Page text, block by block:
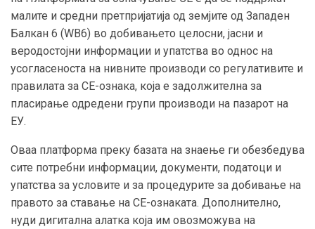
малите и средни претпријатија од земјите од Западен
Балкан 6 (WB6) во добивањето целосни, јасни и
веродостојни информации и упатства во однос на
усогласеноста на нивните производи со регулативите и
правилата за CE-ознака, која е задолжителна за
пласирање одредени групи производи на пазарот на
ЕУ.
Оваа платформа преку базата на знаење ги обезбедува
сите потребни информации, документи, податоци и
упатства за условите и за процедурите за добивање на
правото за ставање на CE-ознаката. Дополнително,
нуди дигитална алатка која им овозможува на